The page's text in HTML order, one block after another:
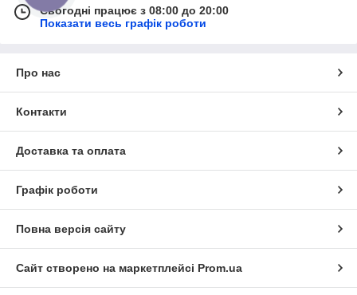
Сьогодні працює з 08:00 до 20:00
Показати весь графік роботи
Про нас
Контакти
Доставка та оплата
Графік роботи
Повна версія сайту
Сайт створено на маркетплейсі Prom.ua